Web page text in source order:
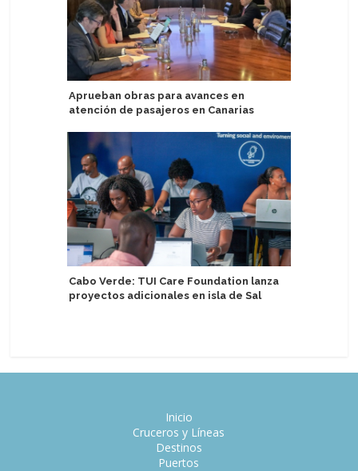
Aprueban obras para avances en
atención de pasajeros en Canarias
Cabo Verde: TUI Care Foundation lanza
proyectos adicionales en isla de Sal
Inicio
Cruceros y Líneas
Destinos
Puertos